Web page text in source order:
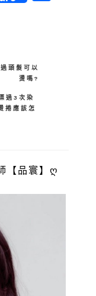
頭髮可以
燙嗎?
過3次染
捲應該怎
【品寰】ღ